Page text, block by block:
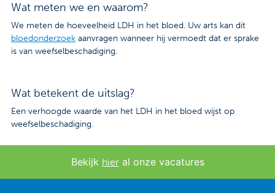
Wat meten we en waarom?
We meten de hoeveelheid LDH in het bloed. Uw arts kan dit
bloedonderzoek aanvragen wanneer hij vermoedt dat er sprake
is van weefselbeschadiging.
Wat betekent de uitslag?
Een verhoogde waarde van het LDH in het bloed wijst op
weefselbeschadiging.
Bekijk hieral onze vacatures